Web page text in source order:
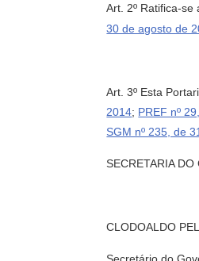
Art. 2º Ratifica-se
30 de agosto de
Art. 3º Esta
2014; PREF nº
SGM nº 235, de
SECRETARIA
CLODOALDO